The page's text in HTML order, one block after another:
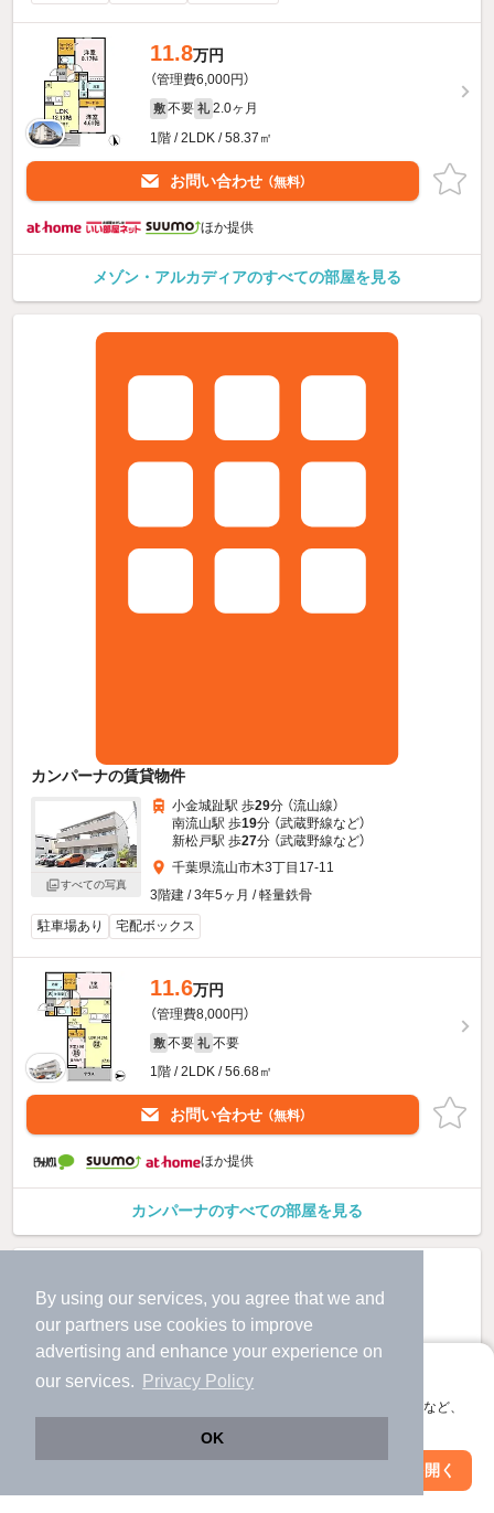
By using our services, you agree that we and
our partners use cookies to improve
advertising and enhance your experience on
our services.
Privacy Policy
OK
アプリに切り替えて、サクサクお部屋探し
会員登録なしですぐ使える。マップ検索やお気に入り保存など、
アプリを開く
11.8万円
（管理費6,000円）
敷 不要 礼 2.0ヶ月
1階 / 2LDK / 58.37㎡
お問い合わせ （無料）
ほか提供
メゾン・アルカディアのすべての部屋を見る
カンパーナの賃貸物件
すべての写真
小金城趾駅 歩29分 （流山線）
南流山駅 歩19分 （武蔵野線など）
新松戸駅 歩27分 （武蔵野線など）
千葉県流山市木3丁目17-11
3階建 / 3年5ヶ月 / 軽量鉄骨
駐車場あり
宅配ボックス
11.6万円
（管理費8,000円）
敷 不要 礼 不要
1階 / 2LDK / 56.68㎡
お問い合わせ （無料）
ほか提供
カンパーナのすべての部屋を見る
絞り込み条件を変更